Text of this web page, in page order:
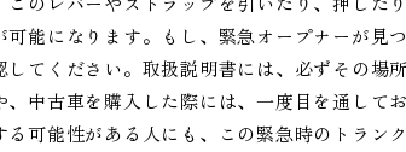
能になります。もし、緊急オープナーが見
てください。取扱説明書には、必ずその場
中古車を購入した際には、一度目を通して
可能性がある人にも、この緊急時のトラン